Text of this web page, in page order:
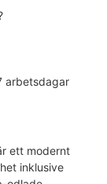
ett modernt
inklusive